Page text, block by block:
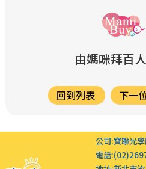
由媽咪拜百
回到列表 下一
公司:寶聯光
電話: